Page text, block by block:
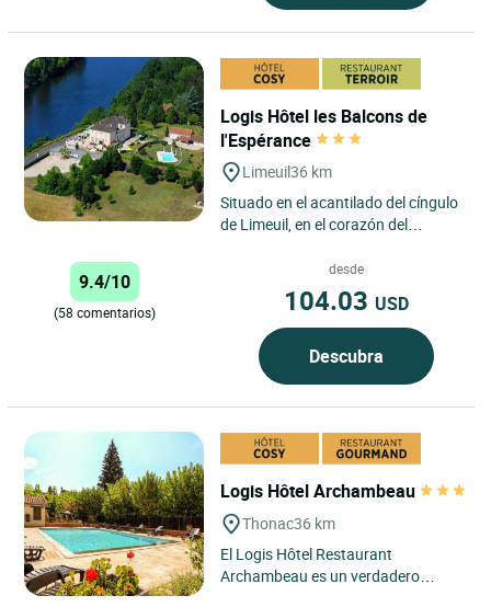
Logis Hôtel les Balcons de
l'Espérance
Limeuil36 km
Situado en el acantilado del cíngulo
de Limeuil, en el corazón del
panorámica de uno de los...
9.4/10
(58 comentarios)
desde
104.03 USD
Descubra
Logis Hôtel Archambeau
Thonac36 km
El Logis Hôtel Restaurant
Archambeau es un verdadero